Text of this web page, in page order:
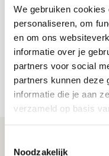
We gebruiken
personaliseren, om
en om ons
informatie over je
partners voor social
partners kunnen deze
informatie die je aan
verzameld op basis
Noodzakelijk
Bekijk alle berichten
Net binnen //